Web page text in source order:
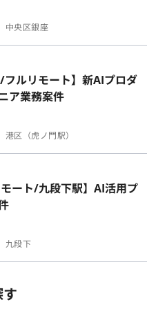
中央区銀座
ルリモート】新AIプロダ
ア業務案件
港区（虎ノ門駅）
ート/九段下駅】AI活用プ
九段下